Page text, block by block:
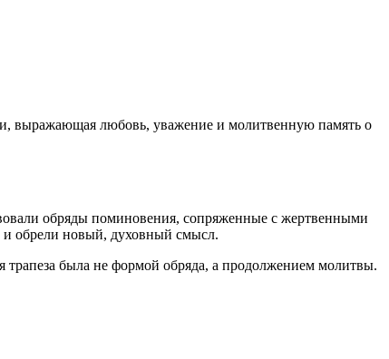
выражающая любовь, уважение и молитвенную память о
обряды поминовения, сопряженные с жертвенными
и обрели новый, духовный смысл.
была не формой обряда, а продолжением молитвы.